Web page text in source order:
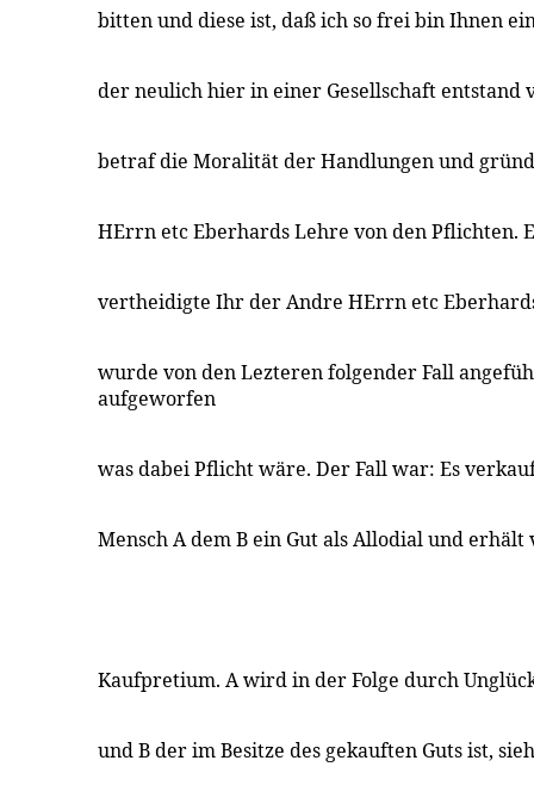
bitten und diese ist, daß ich so frei bin Ihnen
der neulich hier in einer Gesellschaft entstand
betraf die Moralität der Handlungen und
HErrn etc Eberhards Lehre von den Pflichten.
vertheidigte Ihr der Andre HErrn etc
wurde von den Lezteren folgender Fall
aufgeworfen
was dabei Pflicht wäre. Der Fall war: Es
Mensch A dem B ein Gut als Allodial und
Kaufpretium. A wird in der Folge durch
und B der im Besitze des gekauften Guts ist,